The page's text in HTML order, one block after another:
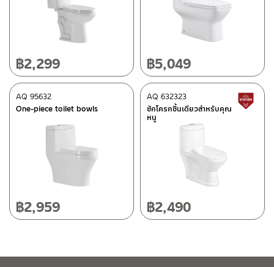
After Sales Service Center – Bangkok
662/61-62 Rama 3 Road, Bangpongpang, Yannawa,
Bangkok 10120
Tel: 02-358-0080 / 080-075-8668 / 091-545-0556
After Sales Service Center Chiangmai
118/33 Onsirin M.8, Sunpuloey, Doysaked, Chaingmai 50220
Operating Time
Monday – Friday 8:30-17:30 hrs.
Saturday 8:30-15:00 hrs.
Closed on Sunday and Special / Public Holidays
ติดต่อ ชาญไพบูลย์ / Contact Us Click Here
฿2,299 ฿5,049
One-piece toilet bowls
AQ 95632
฿2,959
ชักโครกชิ้นเดียวสำหรับคุณ
หนู
AQ 632323
฿2,490